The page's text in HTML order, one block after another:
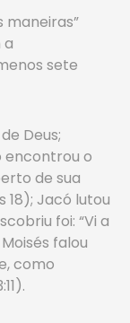
maneiras”
a
sete
Deus;
o
de sua
18); Jacó lutou
foi: “Vi a
falou
como